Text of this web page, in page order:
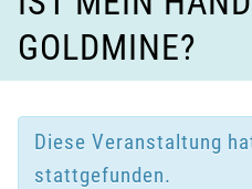
GOLDMINE?
Diese Veranstaltung
stattgefunden.